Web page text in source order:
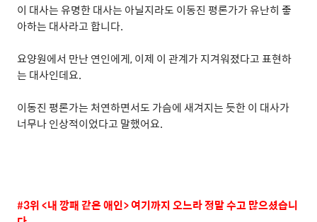
이 대사는 유명한 대사는 아닐지라도 이동진 평론가가 유난히 좋
아하는 대사라고 합니다.
요양원에서 만난 연인에게,이제 이 관계가 지겨워졌다고 표현하
는 대사인데요.
이동진 평론가는 처연하면서도 가슴에 새겨지는 듯한 이 대사가
너무나 인상적이었다고 말했어요.
#3위<내 깡패 같은 애인>여기까지 오느라 정말 수고 많으셨습니